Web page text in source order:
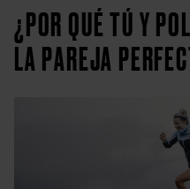
¿POR QUÉ TÚ Y
LA PAREJA